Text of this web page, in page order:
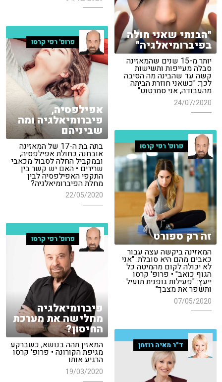
"הבנתי שאני חולה
בפיברומיאלגיה"
יותר מ-15 שנים שהמאזינה
סבלה מעייפות ותשישות
קשה עד שהבינה מה הסיבה
לכך: "כשאני חוזרת הביתה
מהעבודה, אני סמרטוט"
24/07/2020
פרופ' רפי קרסו
אפילפסיה,
פיברומיאלגיה ומה
שביניהם
בתה בת ה-17 של המאזינה
אובחנה כחולת אפילפסיה,
ובמקביל החלה לסבול מכאבי
שרירים • האם יש קשר בין
התקפי האפילפסיה לבין
מחלת הפיברומיאלגיה?
22/05/2020
פרופ' רפי קרסו
זה רק ספורט
המאזינה ביקשה עצה עבור
כאבים מהם היא סובלת: "אני
לא יכולה לקום מהמיטה כל
הגוף כואב" • פרופ' קרסו
ייעץ: "פעילות גופנית תועיל
ותשפר את מצבך"
07/05/2020
פרופ' רפי קרסו
פיברומיאלגיה
מחלישה את מערכת
החיסון?
המאזין תהה בנושא, כשברקע
מגיפת הקורונה • פרופ' קרסו
הרגיע אותו
19/03/2020
ד"ר מאיה רוזמן